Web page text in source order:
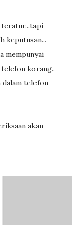
teratur...tapi
keputusan...
mempunyai
korang..
dalam telefon
akan